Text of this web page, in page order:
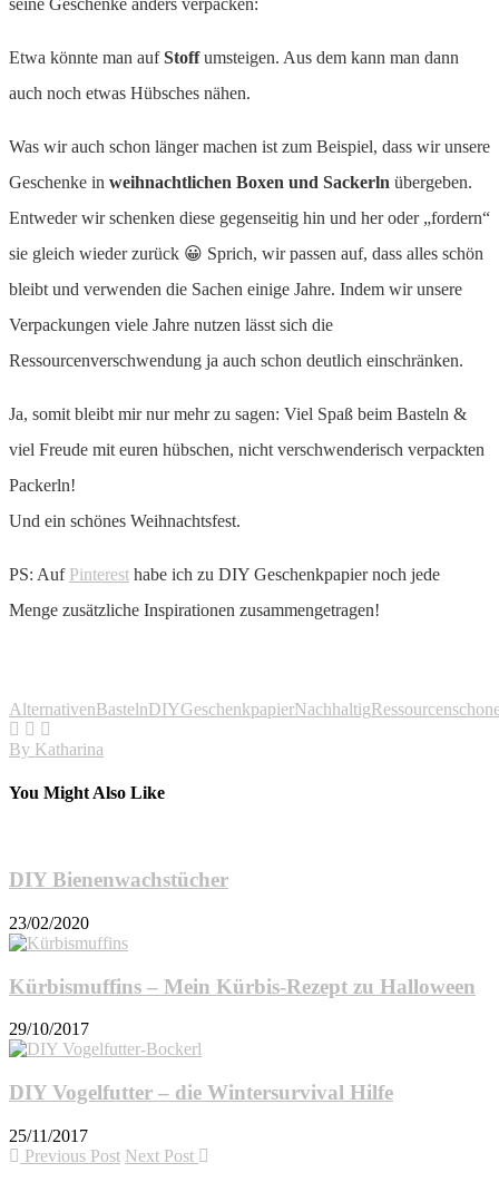
seine Geschenke anders verpacken:
Etwa könnte man aufStoffumsteigen. Aus dem kann man dann
auch noch etwas Hübsches nähen.
Was wir auch schon länger machen ist zum Beispiel, dass wir unsere
Geschenke in weihnachtlichen Boxen und Sackerln übergeben.
Entweder wir schenken diese gegenseitig hin und her oder „fordern“
sie gleich wieder zurück 😀 Sprich, wir passen auf, dass alles schön
bleibt und verwenden die Sachen einige Jahre. Indem wir unsere
Verpackungen viele Jahre nutzen lässt sich die
Ressourcenverschwendung ja auch schon deutlich einschränken.
Ja, somit bleibt mir nur mehr zu sagen: Viel Spaß beim Basteln &
viel Freude mit euren hübschen, nicht verschwenderisch verpackten
Packerln!
Und ein schönes Weihnachtsfest.
PS: Auf Pinterest habe ich zu DIY Geschenkpapier noch jede
Menge zusätzliche Inspirationen zusammengetragen!
AlternativenBastelnDIYGeschenkpapierNachhaltig
By Katharina
You Might Also Like
DIY Bienenwachstücher
23/02/2020
Kürbismuffins – Mein Kürbis-Rezept zu Halloween
29/10/2017
DIY Vogelfutter – die Wintersurvival Hilfe
25/11/2017
Previous Post Next Post